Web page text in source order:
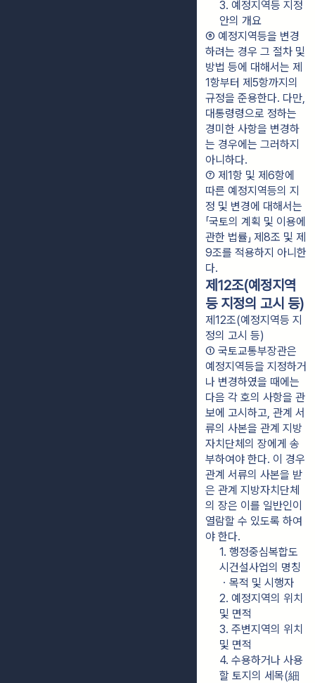
3. 예정지역등 지정
안의 개요
⑥ 예정지역등을 변경
하려는 경우 그 절차 및
방법 등에 대해서는 제
1항부터 제5항까지의
규정을 준용한다. 다만,
대통령령으로 정하는
경미한 사항을 변경하
는 경우에는 그러하지
아니하다.
⑦ 제1항 및 제6항에
따른 예정지역등의 지
정 및 변경에 대해서는
「국토의 계획 및 이용에
관한 법률」 제8조 및 제
9조를 적용하지 아니한
다.
제12조(예정지역
등 지정의 고시 등)
제12조(예정지역등 지
정의 고시 등)
① 국토교통부장관은
예정지역등을 지정하거
나 변경하였을 때에는
다음 각 호의 사항을 관
보에 고시하고, 관계 서
류의 사본을 관계 지방
자치단체의 장에게 송
부하여야 한다. 이 경우
관계 서류의 사본을 받
은 관계 지방자치단체
의 장은 이를 일반인이
열람할 수 있도록 하여
야 한다.
1. 행정중심복합도
시건설사업의 명칭
ㆍ목적 및 시행자
2. 예정지역의 위치
및 면적
3. 주변지역의 위치
및 면적
4. 수용하거나 사용
할 토지의 세목(細